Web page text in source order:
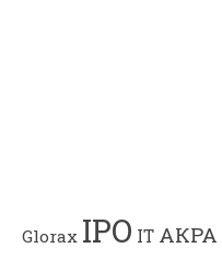
Glorax IPO IT АКРА